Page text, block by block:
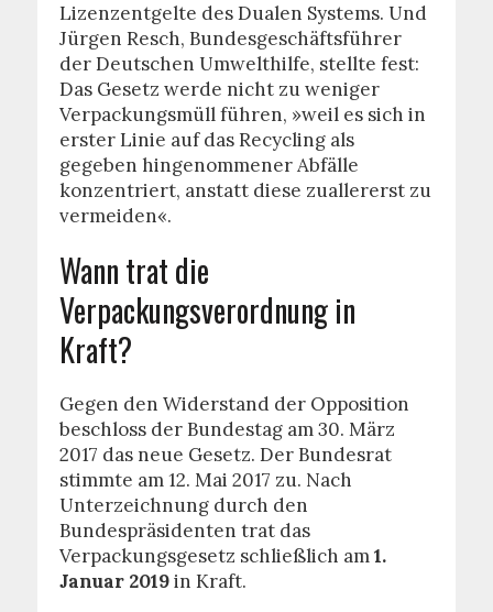
Lizenzentgelte des Dualen Systems. Und
Jürgen Resch, Bundesgeschäftsführer
der Deutschen Umwelthilfe, stellte fest:
Das Gesetz werde nicht zu weniger
Verpackungsmüll führen, »weil es sich in
erster Linie auf das Recycling als
gegeben hingenommener Abfälle
konzentriert, anstatt diese zuallererst zu
vermeiden«.
Wann trat die
Verpackungsverordnung in
Kraft?
Gegen den Widerstand der Opposition
beschloss der Bundestag am 30. März
2017 das neue Gesetz. Der Bundesrat
stimmte am 12. Mai 2017 zu. Nach
Unterzeichnung durch den
Bundespräsidenten trat das
Verpackungsgesetz schließlich am1.
Januar 2019in Kraft.